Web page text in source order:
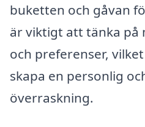
buketten och gåvan
är viktigt att tänka på
och preferenser,
skapa en personlig
överraskning.